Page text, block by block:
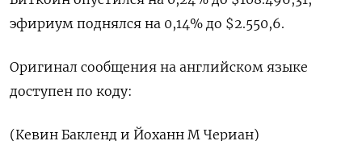
эфириум поднялся на 0,14% до $2.550,6.
Оригинал сообщения на английском языке
доступен по коду:
(Кевин Бакленд и Йоханн М Чериан)